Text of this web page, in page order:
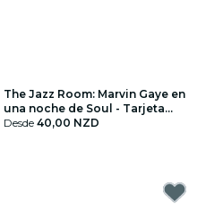
The Jazz Room: Marvin Gaye en
una noche de Soul - Tarjeta
regalo
Desde 40,00 NZD